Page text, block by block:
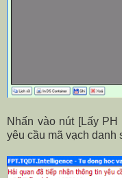
Nhấn vào nút [Lấy
yêu cầu mã vạch danh